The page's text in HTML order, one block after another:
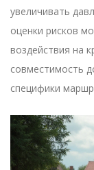
увеличивать
оценки рисков
воздействия на
совместимость
специфики